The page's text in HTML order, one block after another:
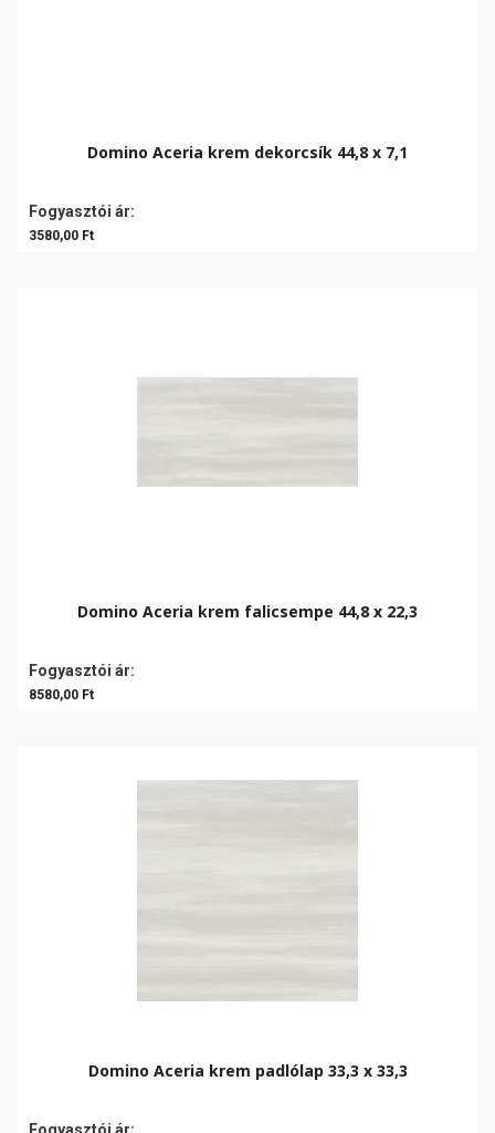
Domino Aceria krem dekorcsík 44,8 x 7,1
Fogyasztói ár:
3580,00 Ft
Domino Aceria krem falicsempe 44,8 x 22,3
Fogyasztói ár:
8580,00 Ft
Domino Aceria krem padlólap 33,3 x 33,3